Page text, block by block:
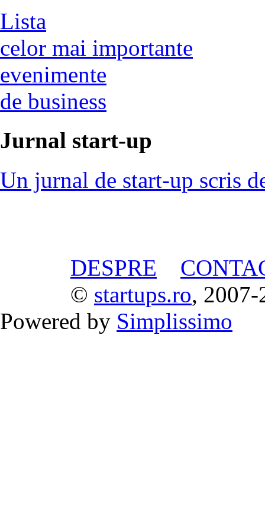
Lista
celor mai importante
evenimente
de business
Jurnal start-up
Un jurnal de start-up scris
DESPRE
© startups.ro, 2007-
Powered by Simplissimo